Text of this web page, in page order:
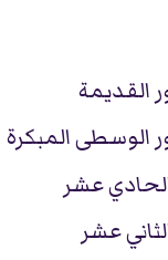
القديمة
الوسطى المبكرة
عشر
عشر